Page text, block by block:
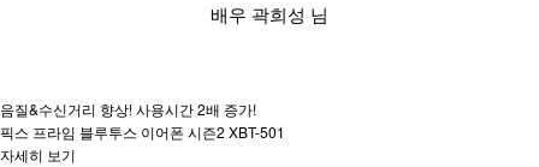
배우 곽희성 님
음질&수신거리 향상! 사용시간 2배 증가!
픽스 프라임 블루투스 이어폰 시즌2 XBT-501
자세히 보기